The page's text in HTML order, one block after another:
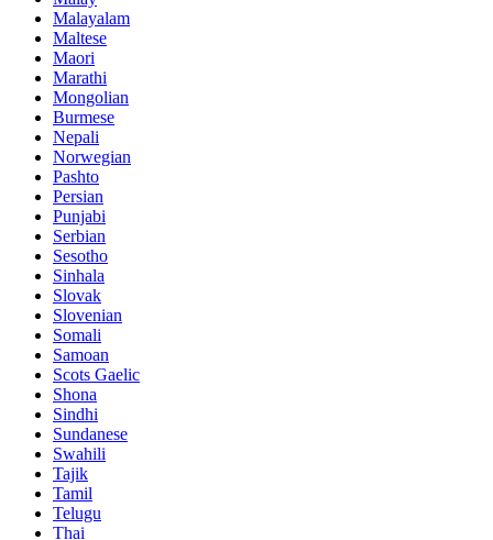
Malayalam
Maltese
Maori
Marathi
Mongolian
Burmese
Nepali
Norwegian
Pashto
Persian
Punjabi
Serbian
Sesotho
Sinhala
Slovak
Slovenian
Somali
Samoan
Scots Gaelic
Shona
Sindhi
Sundanese
Swahili
Tajik
Tamil
Telugu
Thai